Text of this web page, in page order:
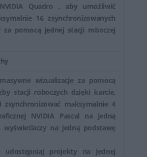
i jakość, choć na rynku dostępne są
zamienników.
Quadro , aby umożliwić
16 zsynchronizowanych
za pomocą jednej stacji roboczej
wizualizacje za pomocą
stacji roboczych dzięki karcie,
maksymalnie 4
NVIDIA Pascal na jedną
na jedną podstawę
udostępniaj projekty na jednej